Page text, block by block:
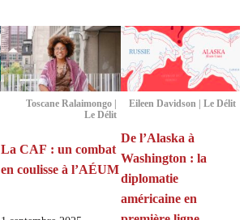
Toscane Ralaimongo |
Le Délit
La CAF : un combat
en coulisse à l’AÉUM
Eileen Davidson | Le Délit
De l’Alaska à
Washington : la
diplomatie
américaine en